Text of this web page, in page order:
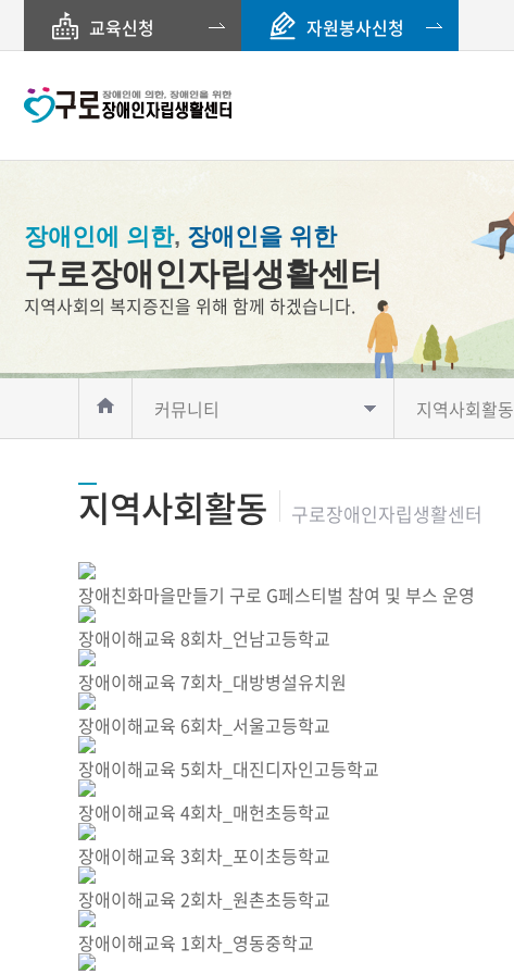
교육신청 자원봉사신청
장애인에 의한, 장애인을 위한
구로장애인자립생활센터
지역사회의 복지증진을 위해 함께 하겠습니다.
커뮤니티 지역사회활동
지역사회활동 구로장애인자립생활센터
장애친화마을만들기 구로 G페스티벌 참여 및 부스 운영
장애이해교육 8회차_언남고등학교
장애이해교육 7회차_대방병설유치원
장애이해교육 6회차_서울고등학교
장애이해교육 5회차_대진디자인고등학교
장애이해교육 4회차_매헌초등학교
장애이해교육 3회차_포이초등학교
장애이해교육 2회차_원촌초등학교
장애이해교육 1회차_영동중학교